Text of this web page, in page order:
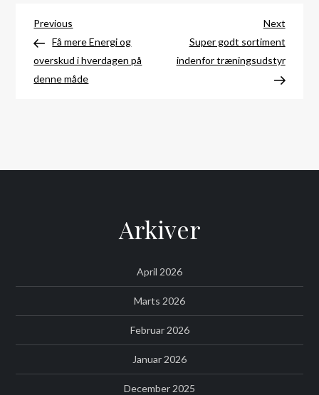
Indlægsnavigation
Previous
Post
Previous
Få mere Energi og
overskud i hverdagen på
denne måde
Next
Post
Next
Super godt sortiment
indenfor træningsudstyr
Arkiver
April 2026
Marts 2026
Februar 2026
Januar 2026
December 2025